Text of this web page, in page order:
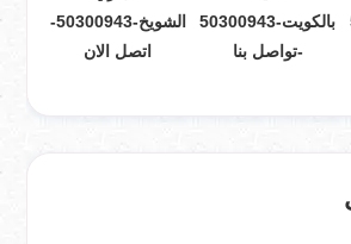
بالكويت-50300943
-تواصل بنا
الشويخ-50300943-
اتصل الان